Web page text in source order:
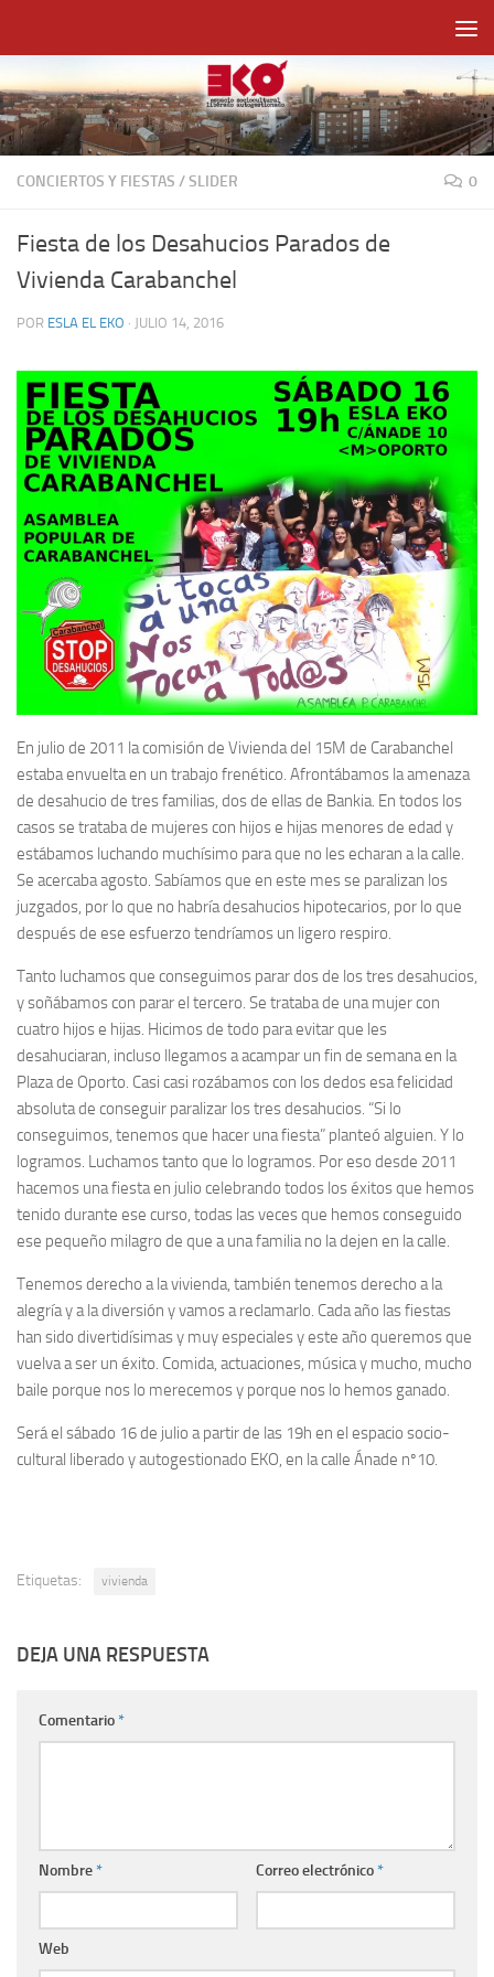
CONCIERTOS Y FIESTAS /SLIDER 0
Fiesta de los Desahucios Parados de
Vivienda Carabanchel
POR ESLA EL EKO · JULIO 14, 2016
En julio de 2011 la comisión de Vivienda del 15M de Carabanchel
estaba envuelta en un trabajo frenético. Afrontábamos la amenaza
de desahucio de tres familias, dos de ellas de Bankia. En todos los
casos se trataba de mujeres con hijos e hijas menores de edad y
estábamos luchando muchísimo para que no les echaran a la calle.
Se acercaba agosto. Sabíamos que en este mes se paralizan los
juzgados, por lo que no habría desahucios hipotecarios, por lo que
después de ese esfuerzo tendríamos un ligero respiro.
Tanto luchamos que conseguimos parar dos de los tres desahucios,
y soñábamos con parar el tercero. Se trataba de una mujer con
cuatro hijos e hijas. Hicimos de todo para evitar que les
desahuciaran, incluso llegamos a acampar un fin de semana en la
Plaza de Oporto. Casi casi rozábamos con los dedos esa felicidad
absoluta de conseguir paralizar los tres desahucios. “Si lo
conseguimos, tenemos que hacer una fiesta” planteó alguien. Y lo
logramos. Luchamos tanto que lo logramos. Por eso desde 2011
hacemos una fiesta en julio celebrando todos los éxitos que hemos
tenido durante ese curso, todas las veces que hemos conseguido
ese pequeño milagro de que a una familia no la dejen en la calle.
Tenemos derecho a la vivienda, también tenemos derecho a la
alegría y a la diversión y vamos a reclamarlo. Cada año las fiestas
han sido divertidísimas y muy especiales y este año queremos que
vuelva a ser un éxito. Comida, actuaciones, música y mucho, mucho
baile porque nos lo merecemos y porque nos lo hemos ganado.
Será el sábado 16 de julio a partir de las 19h en el espacio socio-
cultural liberado y autogestionado EKO, en la calle Ánade nº10.
Etiquetas: vivienda
DEJA UNA RESPUESTA
Comentario*
Nombre* Correo electrónico*
Web